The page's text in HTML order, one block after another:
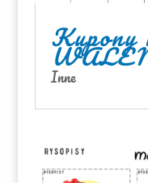
Kupony
Inne